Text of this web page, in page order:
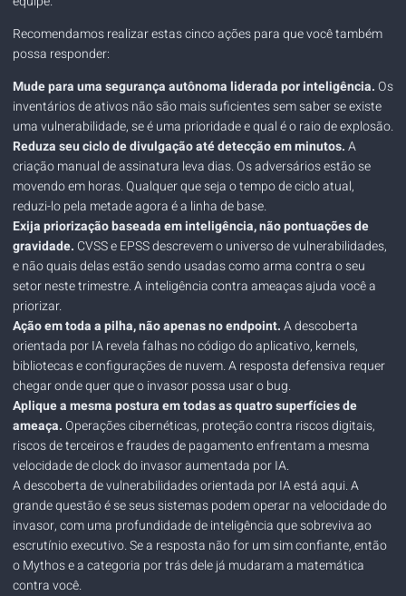
Recomendamos realizar estas cinco ações para que você também
possa responder:
Mude para uma segurança autônoma liderada por inteligência.Os
inventários de ativos não são mais suficientes sem saber se existe
uma vulnerabilidade, se é uma prioridade e qual é o raio de explosão.
Reduza seu ciclo de divulgação até detecção em minutos.A
criação manual de assinatura leva dias. Os adversários estão se
movendo em horas. Qualquer que seja o tempo de ciclo atual,
reduzi-lo pela metade agora é a linha de base.
Exija priorização baseada em inteligência, não pontuações de
gravidade. CVSS e EPSS descrevem o universo de vulnerabilidades,
e não quais delas estão sendo usadas como arma contra o seu
setor neste trimestre. A inteligência contra ameaças ajuda você a
priorizar.
Ação em toda a pilha, não apenas no endpoint.A descoberta
orientada por IA revela falhas no código do aplicativo, kernels,
bibliotecas e configurações de nuvem. A resposta defensiva requer
chegar onde quer que o invasor possa usar o bug.
Aplique a mesma postura em todas as quatro superfícies de
ameaça.Operações cibernéticas, proteção contra riscos digitais,
riscos de terceiros e fraudes de pagamento enfrentam a mesma
velocidade de clock do invasor aumentada por IA.
A descoberta de vulnerabilidades orientada por IA está aqui. A
grande questão é se seus sistemas podem operar na velocidade do
invasor, com uma profundidade de inteligência que sobreviva ao
escrutínio executivo. Se a resposta não for um sim confiante, então
o Mythos e a categoria por trás dele já mudaram a matemática
contra você.